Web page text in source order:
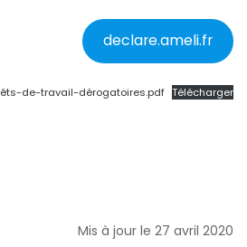
declare.ameli.fr
de-travail-dérogatoires.pdf Télécharger
Mis à jour le 27 avril 2020